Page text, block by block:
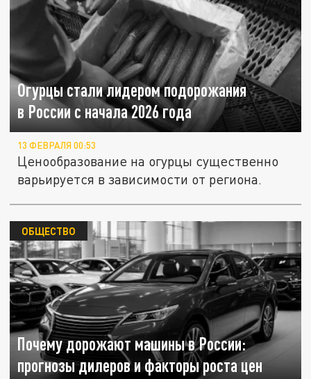
Огурцы стали лидером подорожания
в России с начала 2026 года
13 ФЕВРАЛЯ 00:53
Ценообразование на огурцы существенно
варьируется в зависимости от региона.
Почему дорожают машины в России:
прогнозы дилеров и факторы роста цен
ОБЩЕСТВО